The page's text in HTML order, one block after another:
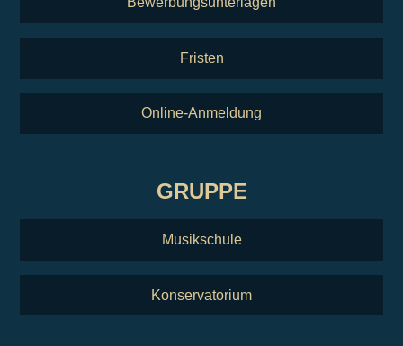
Fristen
Online-Anmeldung
GRUPPE
Musikschule
Konservatorium